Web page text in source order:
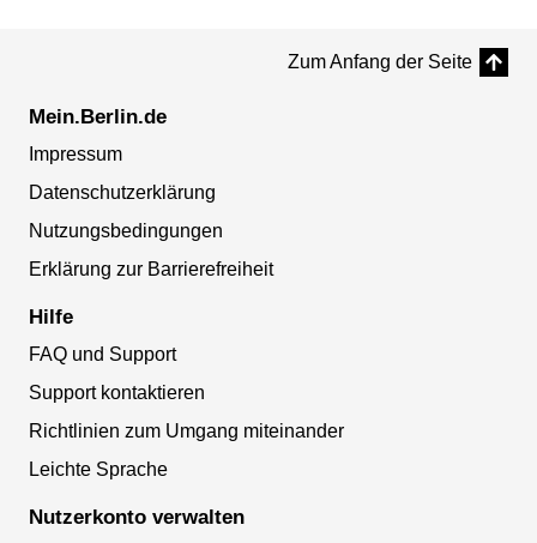
Zum Anfang der Seite
Mein.Berlin.de
Impressum
Datenschutzerklärung
Nutzungsbedingungen
Erklärung zur Barrierefreiheit
Hilfe
FAQ und Support
Support kontaktieren
Richtlinien zum Umgang miteinander
Leichte Sprache
Nutzerkonto verwalten